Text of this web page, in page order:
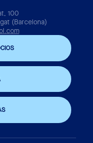
100
(Barcelona)